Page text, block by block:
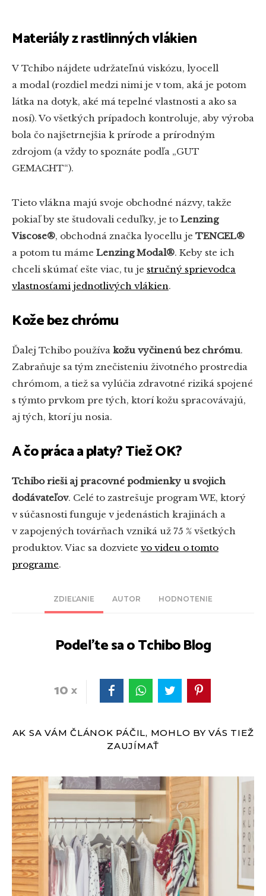
ZDIEĽANIE AUTOR HODNOTENIE
Podeľte sa o Tchibo Blog
10
Materiály z rastlinných vlákien
V Tchibo nájdete udržateľnú viskózu, lyocell
a modal (rozdiel medzi nimi je v tom, aká je potom
látka na dotyk, aké má tepelné vlastnosti a ako sa
nosí). Vo všetkých prípadoch kontroluje, aby výroba
bola čo najšetrnejšia k prírode a prírodným
zdrojom (a vždy to spoznáte podľa „GUT
GEMACHT“).
Tieto vlákna majú svoje obchodné názvy, takže
pokiaľ by ste študovali ceduľky, je to Lenzing
Viscose®, obchodná značka lyocellu je TENCEL®
a potom tu máme Lenzing Modal®. Keby ste ich
chceli skúmať ešte viac, tu je stručný sprievodca
vlastnosťami jednotlivých vlákien.
Kože bez chrómu
Ďalej Tchibo používa kožu vyčinenú bez chrómu.
Zabraňuje sa tým znečisteniu životného prostredia
chrómom, a tiež sa vylúčia zdravotné riziká spojené
s týmto prvkom pre tých, ktorí kožu spracovávajú,
aj tých, ktorí ju nosia.
A čo práca a platy? Tiež OK?
Tchibo rieši aj pracovné podmienky u svojich
dodávateľov. Celé to zastrešuje program WE, ktorý
v súčasnosti funguje v jedenástich krajinách a
v zapojených továrňach vzniká už 75 % všetkých
produktov. Viac sa dozviete vo videu o tomto
programe.
AK SA VÁM ČLÁNOK PÁČIL, MOHLO BY VÁS TIEŽ
ZAUJÍMAŤ